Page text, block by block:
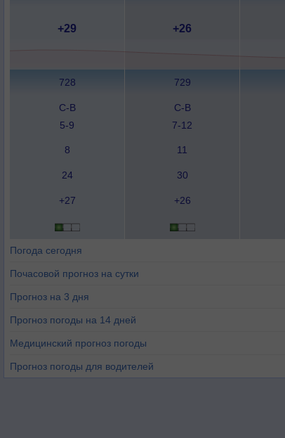
+29 +26
728 729
С-В
5-9
С-В
7-12
8 11
24 30
+27 +26
Погода сегодня
Почасовой прогноз на сутки
Прогноз на 3 дня
Прогноз погоды на 14 дней
Медицинский прогноз погоды
Прогноз погоды для водителей